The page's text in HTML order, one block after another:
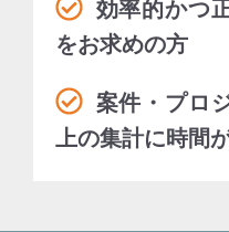
効率的かつ
をお求めの方
案件・プロ
上の集計に時間